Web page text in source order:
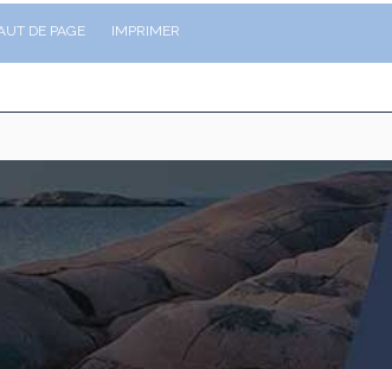
DE PAGE IMPRIMER
de garantie pour fausse
: une sanction totale jugée
lire la suite